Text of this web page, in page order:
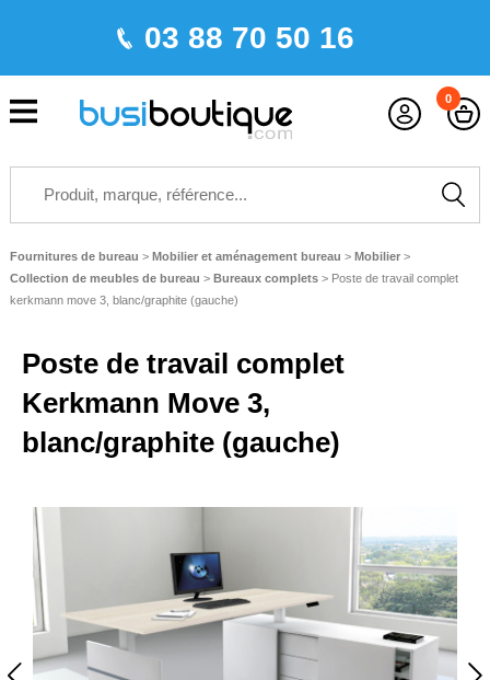
03 88 70 50 16
0
Fournitures de bureau > Mobilier et aménagement bureau > Mobilier >
Collection de meubles de bureau > Bureaux complets> Poste de travail complet
kerkmann move 3, blanc/graphite (gauche)
Poste de travail complet
Kerkmann Move 3,
blanc/graphite (gauche)